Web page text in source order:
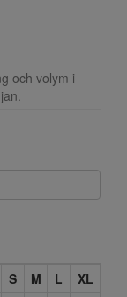
och volym i
S M L
XL